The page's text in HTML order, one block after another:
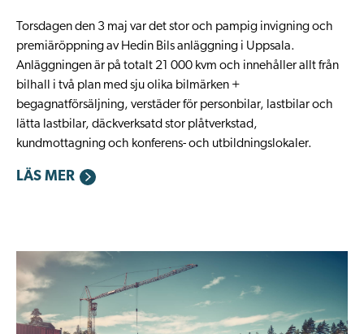
​Torsdagen den 3 maj var det stor och pampig invigning och
premiäröppning av Hedin Bils anläggning i Uppsala.
Anläggningen är på totalt 21 000 kvm och innehåller allt från
bilhall i två plan med sju olika bilmärken +
begagnatförsäljning, verstäder för personbilar, lastbilar och
lätta lastbilar, däckverksatd stor plåtverkstad,
kundmottagning och konferens- och utbildningslokaler.
LÄS MER